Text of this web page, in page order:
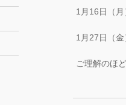
1月16日（
1月27日（
ご理解のほ